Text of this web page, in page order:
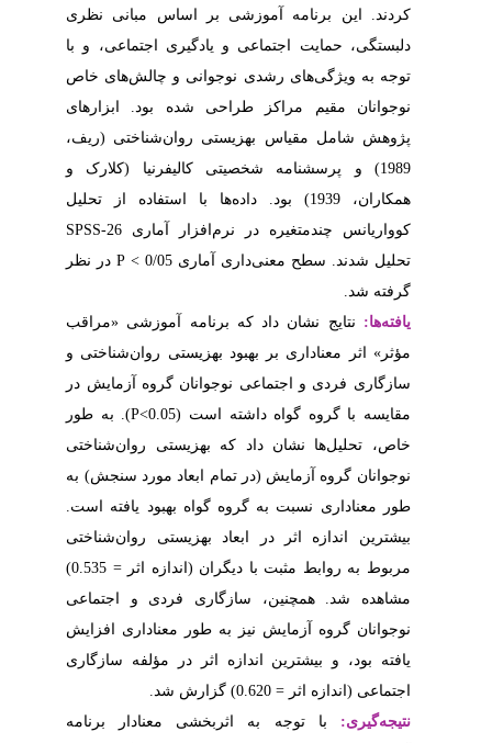
مبانی نظری
اجتماعی، و با
و چالش‌های خاص
بود. ابزارهای
(ریف،
(کلارک و
با استفاده از تحلیل
SPSS-26
در نظر
آموزشی «مراقب
روان‌شناختی و
گروه آزمایش در
). به طور
روان‌شناختی
مورد سنجش) به
یافته است.
روان‌شناختی
مربوط به روابط مثبت با دیگران (اندازه اثر = 0.535)
و اجتماعی
افزایش
مؤلفه سازگاری
برنامه